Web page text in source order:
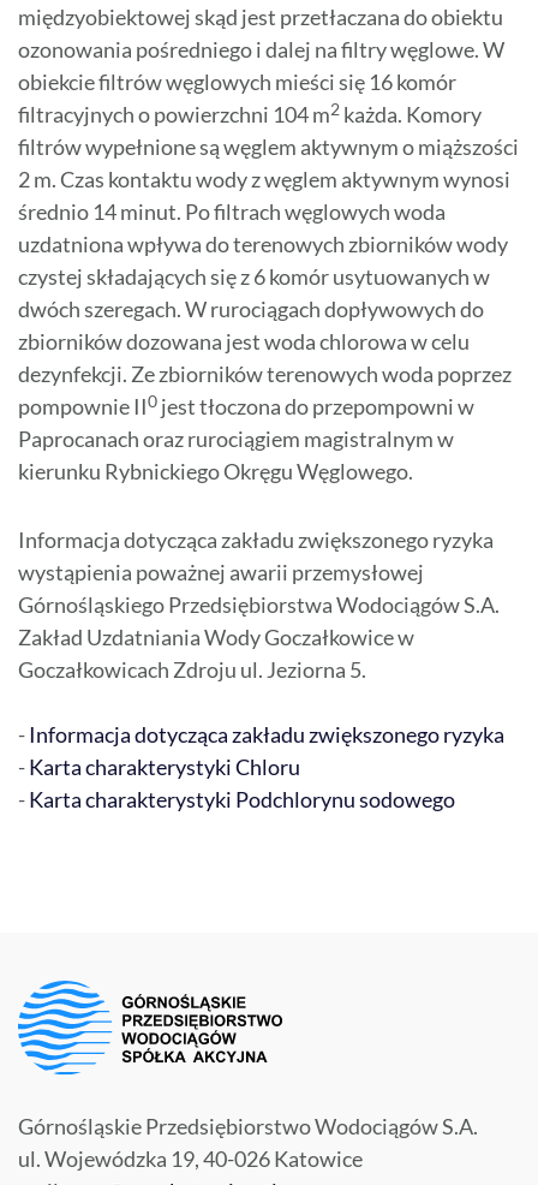
międzyobiektowej skąd jest przetłaczana do obiektu
ozonowania pośredniego i dalej na filtry węglowe. W
obiekcie filtrów węglowych mieści się 16 komór
filtracyjnych o powierzchni 104 m2 każda. Komory
filtrów wypełnione są węglem aktywnym o miąższości
2 m. Czas kontaktu wody z węglem aktywnym wynosi
średnio 14 minut. Po filtrach węglowych woda
uzdatniona wpływa do terenowych zbiorników wody
czystej składających się z 6 komór usytuowanych w
dwóch szeregach. W rurociągach dopływowych do
zbiorników dozowana jest woda chlorowa w celu
dezynfekcji. Ze zbiorników terenowych woda poprzez
pompownie II0 jest tłoczona do przepompowni w
Paprocanach oraz rurociągiem magistralnym w
kierunku Rybnickiego Okręgu Węglowego.
Informacja dotycząca zakładu zwiększonego ryzyka
wystąpienia poważnej awarii przemysłowej
Górnośląskiego Przedsiębiorstwa Wodociągów S.A.
Zakład Uzdatniania Wody Goczałkowice w
Goczałkowicach Zdroju ul. Jeziorna 5.
-Informacja dotycząca zakładu zwiększonego ryzyka
-Karta charakterystyki Chloru
-Karta charakterystyki Podchlorynu sodowego
Górnośląskie Przedsiębiorstwo Wodociągów S.A.
ul. Wojewódzka 19, 40-026 Katowice